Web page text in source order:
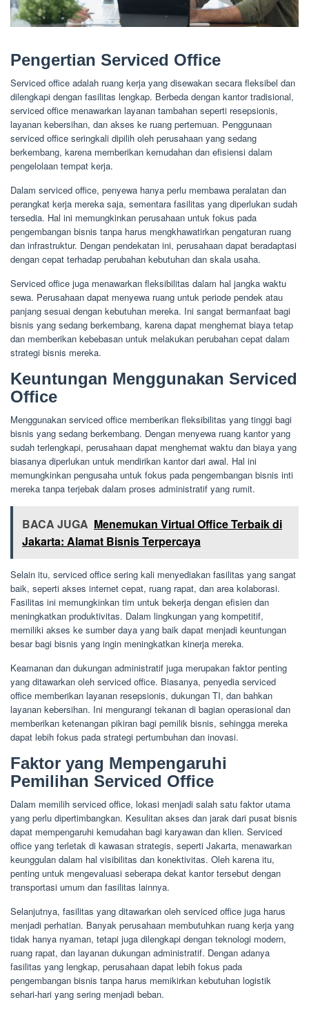
Pengertian Serviced Office
Serviced office adalah ruang kerja yang disewakan secara fleksibel dan
dilengkapi dengan fasilitas lengkap. Berbeda dengan kantor tradisional,
serviced office menawarkan layanan tambahan seperti resepsionis,
layanan kebersihan, dan akses ke ruang pertemuan. Penggunaan
serviced office seringkali dipilih oleh perusahaan yang sedang
berkembang, karena memberikan kemudahan dan efisiensi dalam
pengelolaan tempat kerja.
Dalam serviced office, penyewa hanya perlu membawa peralatan dan
perangkat kerja mereka saja, sementara fasilitas yang diperlukan sudah
tersedia. Hal ini memungkinkan perusahaan untuk fokus pada
pengembangan bisnis tanpa harus mengkhawatirkan pengaturan ruang
dan infrastruktur. Dengan pendekatan ini, perusahaan dapat beradaptasi
dengan cepat terhadap perubahan kebutuhan dan skala usaha.
Serviced office juga menawarkan fleksibilitas dalam hal jangka waktu
sewa. Perusahaan dapat menyewa ruang untuk periode pendek atau
panjang sesuai dengan kebutuhan mereka. Ini sangat bermanfaat bagi
bisnis yang sedang berkembang, karena dapat menghemat biaya tetap
dan memberikan kebebasan untuk melakukan perubahan cepat dalam
strategi bisnis mereka.
Keuntungan Menggunakan Serviced
Office
Menggunakan serviced office memberikan fleksibilitas yang tinggi bagi
bisnis yang sedang berkembang. Dengan menyewa ruang kantor yang
sudah terlengkapi, perusahaan dapat menghemat waktu dan biaya yang
biasanya diperlukan untuk mendirikan kantor dari awal. Hal ini
memungkinkan pengusaha untuk fokus pada pengembangan bisnis inti
mereka tanpa terjebak dalam proses administratif yang rumit.
BACA JUGA Menemukan Virtual Office Terbaik di
Jakarta: Alamat Bisnis Terpercaya
Selain itu, serviced office sering kali menyediakan fasilitas yang sangat
baik, seperti akses internet cepat, ruang rapat, dan area kolaborasi.
Fasilitas ini memungkinkan tim untuk bekerja dengan efisien dan
meningkatkan produktivitas. Dalam lingkungan yang kompetitif,
memiliki akses ke sumber daya yang baik dapat menjadi keuntungan
besar bagi bisnis yang ingin meningkatkan kinerja mereka.
Keamanan dan dukungan administratif juga merupakan faktor penting
yang ditawarkan oleh serviced office. Biasanya, penyedia serviced
office memberikan layanan resepsionis, dukungan TI, dan bahkan
layanan kebersihan. Ini mengurangi tekanan di bagian operasional dan
memberikan ketenangan pikiran bagi pemilik bisnis, sehingga mereka
dapat lebih fokus pada strategi pertumbuhan dan inovasi.
Faktor yang Mempengaruhi
Pemilihan Serviced Office
Dalam memilih serviced office, lokasi menjadi salah satu faktor utama
yang perlu dipertimbangkan. Kesulitan akses dan jarak dari pusat bisnis
dapat mempengaruhi kemudahan bagi karyawan dan klien. Serviced
office yang terletak di kawasan strategis, seperti Jakarta, menawarkan
keunggulan dalam hal visibilitas dan konektivitas. Oleh karena itu,
penting untuk mengevaluasi seberapa dekat kantor tersebut dengan
transportasi umum dan fasilitas lainnya.
Selanjutnya, fasilitas yang ditawarkan oleh serviced office juga harus
menjadi perhatian. Banyak perusahaan membutuhkan ruang kerja yang
tidak hanya nyaman, tetapi juga dilengkapi dengan teknologi modern,
ruang rapat, dan layanan dukungan administratif. Dengan adanya
fasilitas yang lengkap, perusahaan dapat lebih fokus pada
pengembangan bisnis tanpa harus memikirkan kebutuhan logistik
sehari-hari yang sering menjadi beban.